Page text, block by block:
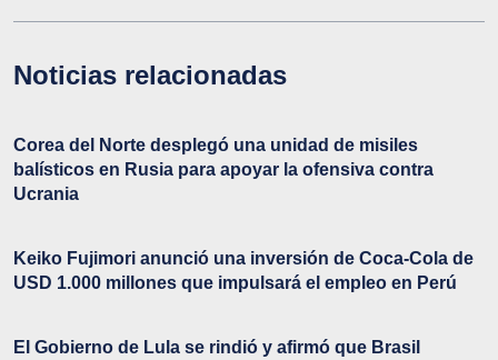
Noticias relacionadas
Corea del Norte desplegó una unidad de misiles
balísticos en Rusia para apoyar la ofensiva contra
Ucrania
Keiko Fujimori anunció una inversión de Coca-Cola de
USD 1.000 millones que impulsará el empleo en Perú
El Gobierno de Lula se rindió y afirmó que Brasil